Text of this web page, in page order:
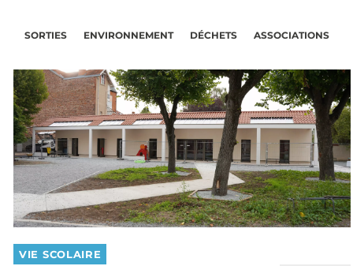
SORTIES ENVIRONNEMENT DÉCHETS ASSOCIATIONS
VIE SCOLAIRE